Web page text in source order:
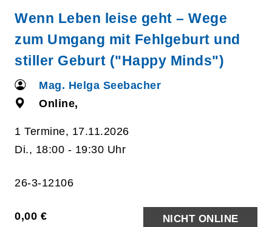
Wenn Leben leise geht – Wege
zum Umgang mit Fehlgeburt und
stiller Geburt ("Happy Minds")
Mag. Helga Seebacher
Online,
1 Termine, 17.11.2026
Di., 18:00 - 19:30 Uhr
26-3-12106
0,00 €
NICHT ONLINE